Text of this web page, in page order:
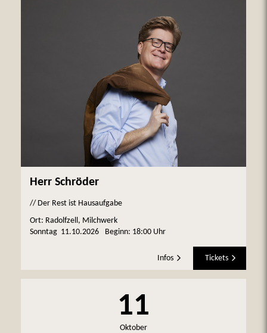
Herr Schröder
// Der Rest ist Hausaufgabe
Ort: Radolfzell, Milchwerk
Sonntag 11.10.2026 Beginn: 18:00 Uhr
Infos Tickets
11
Oktober